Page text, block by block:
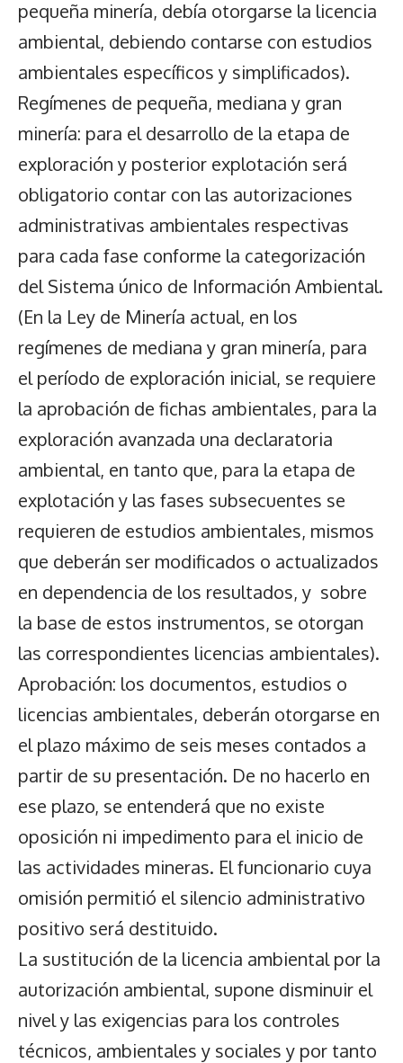
pequeña minería, debía otorgarse la licencia
ambiental, debiendo contarse con estudios
ambientales específicos y simplificados).
Regímenes de pequeña, mediana y gran
minería: para el desarrollo de la etapa de
exploración y posterior explotación será
obligatorio contar con las autorizaciones
administrativas ambientales respectivas
para cada fase conforme la categorización
del Sistema único de Información Ambiental.
(En la Ley de Minería actual, en los
regímenes de mediana y gran minería, para
el período de exploración inicial, se requiere
la aprobación de fichas ambientales, para la
exploración avanzada una declaratoria
ambiental, en tanto que, para la etapa de
explotación y las fases subsecuentes se
requieren de estudios ambientales, mismos
que deberán ser modificados o actualizados
en dependencia de los resultados, y sobre
la base de estos instrumentos, se otorgan
las correspondientes licencias ambientales).
Aprobación: los documentos, estudios o
licencias ambientales, deberán otorgarse en
el plazo máximo de seis meses contados a
partir de su presentación. De no hacerlo en
ese plazo, se entenderá que no existe
oposición ni impedimento para el inicio de
las actividades mineras. El funcionario cuya
omisión permitió el silencio administrativo
positivo será destituido.
La sustitución de la licencia ambiental por la
autorización ambiental, supone disminuir el
nivel y las exigencias para los controles
técnicos, ambientales y sociales y por tanto